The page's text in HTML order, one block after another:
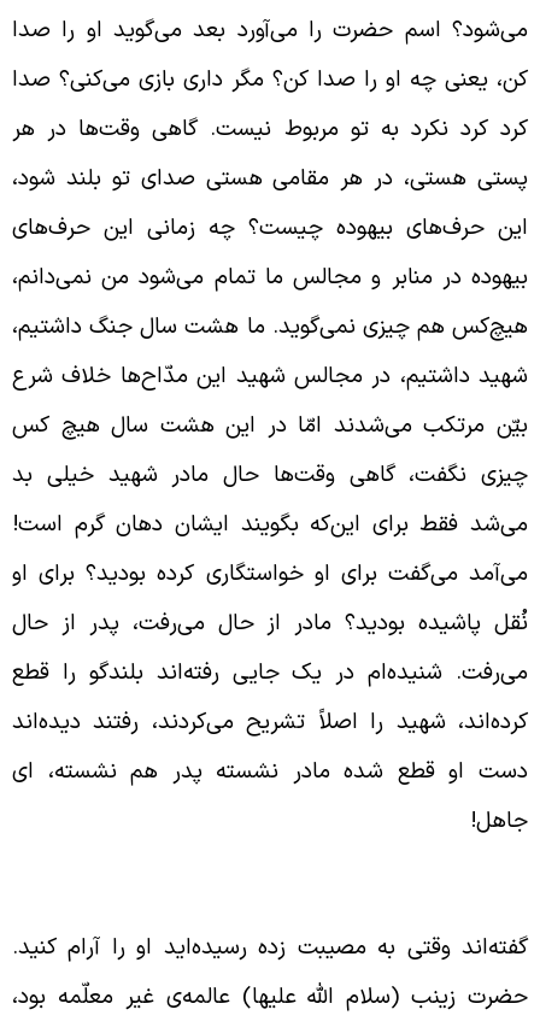
اسم حضرت را می‌آورد بعد می‌گوید او را صدا
یعنی چه او را صدا کن؟ مگر داری بازی می‌کنی؟ صدا
کرد نکرد به تو مربوط نیست. گاهی وقت‌ها در هر
هستی، در هر مقامی هستی صدای تو بلند شود،
حرف‌های بیهوده چیست؟ چه زمانی این حرف‌های
در منابر و مجالس ما تمام می‌شود من نمی‌دانم،
هم چیزی نمی‌گوید. ما هشت سال جنگ داشتیم،
داشتیم، در مجالس شهید این مدّاح‌ها خلاف شرع
مرتکب می‌شدند امّا در این هشت سال هیچ کس
نگفت، گاهی وقت‌ها حال مادر شهید خیلی بد
فقط برای این‌که بگویند ایشان دهان گرم است!
می‌گفت برای او خواستگاری کرده بودید؟ برای او
پاشیده بودید؟ مادر از حال می‌رفت، پدر از حال
شنیده‌ام در یک جایی رفته‌اند بلندگو را قطع
شهید را اصلاً تشریح می‌کردند، رفتند دیده‌اند
او قطع شده مادر نشسته پدر هم نشسته، ای
وقتی به مصیبت زده رسیده‌اید او را آرام کنید.
زینب (سلام الله علیها) عالمه‌ی غیر معلّمه بود،